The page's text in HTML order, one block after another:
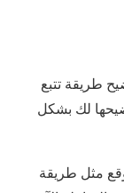
طريقة تتبع
لك بشكل
مثل طريقة